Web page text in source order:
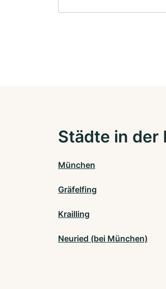
Städte in der
München
Gräfelfing
Krailling
Neuried (bei München)